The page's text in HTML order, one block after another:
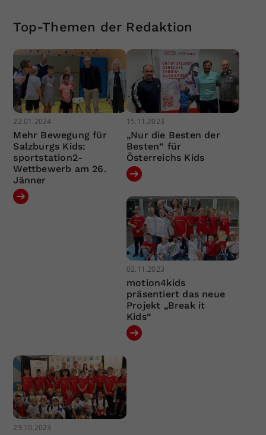
Top-Themen der Redaktion
22.01.2024
Mehr Bewegung für
Salzburgs Kids:
sportstation2-
Wettbewerb am 26.
Jänner
15.11.2023
„Nur die Besten der
Besten“ für
Österreichs Kids
02.11.2023
motion4kids
präsentiert das neue
Projekt „Break it
Kids“
23.10.2023